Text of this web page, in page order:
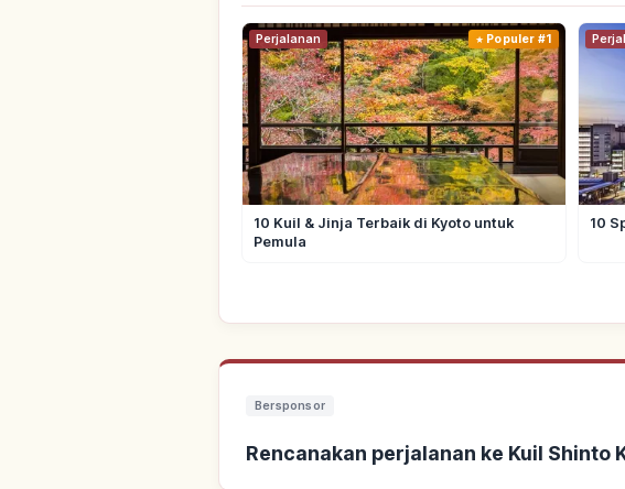
Perjalanan Populer #1
10 Kuil & Jinja Terbaik di Kyoto untuk
Pemula
10
Bersponsor
Rencanakan perjalanan ke Kuil Shinto